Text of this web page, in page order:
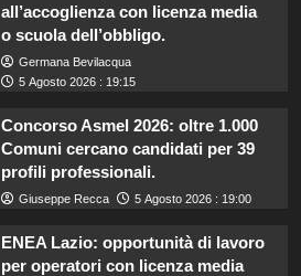
all’accoglienza con licenza media
o scuola dell’obbligo.
Germana Bevilacqua
5 Agosto 2026 : 19:15
Concorso Asmel 2026: oltre 1.000
Comuni cercano candidati per 39
profili professionali.
Giuseppe Recca 5 Agosto 2026 : 19:00
ENEA Lazio: opportunità di lavoro
per operatori con licenza media